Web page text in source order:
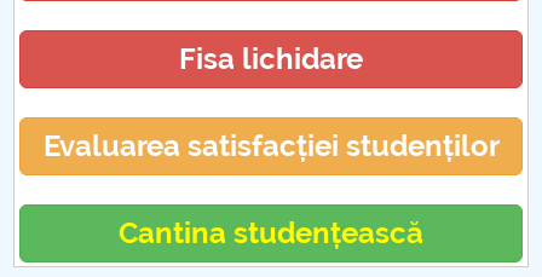
Admitere FMT
Concursuri cadre didactice FMT
Evenimente FMT
Fisa lichidare
Evaluarea satisfacției studenților
Cantina studențească